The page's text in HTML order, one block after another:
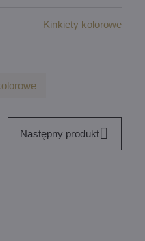
Kinkiety kolorowe
Następny produkt